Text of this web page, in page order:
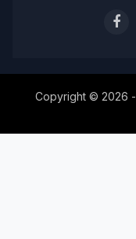
Copyright © 2026